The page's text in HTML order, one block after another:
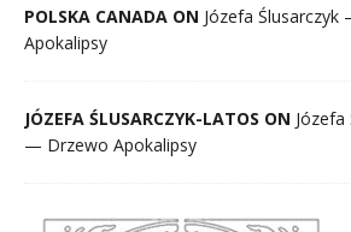
POLSKA CANADA ON Józefa
Apokalipsy
JÓZEFA ŚLUSARCZYK-LATOS ON
— Drzewo Apokalipsy